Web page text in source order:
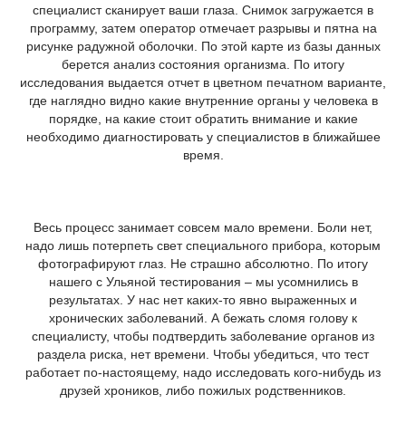
специалист сканирует ваши глаза. Снимок загружается в
программу, затем оператор отмечает разрывы и пятна на
рисунке радужной оболочки. По этой карте из базы данных
берется анализ состояния организма. По итогу
исследования выдается отчет в цветном печатном варианте,
где наглядно видно какие внутренние органы у человека в
порядке, на какие стоит обратить внимание и какие
необходимо диагностировать у специалистов в ближайшее
время.
Весь процесс занимает совсем мало времени. Боли нет,
надо лишь потерпеть свет специального прибора, которым
фотографируют глаз. Не страшно абсолютно. По итогу
нашего с Ульяной тестирования – мы усомнились в
результатах. У нас нет каких-то явно выраженных и
хронических заболеваний. А бежать сломя голову к
специалисту, чтобы подтвердить заболевание органов из
раздела риска, нет времени. Чтобы убедиться, что тест
работает по-настоящему, надо исследовать кого-нибудь из
друзей хроников, либо пожилых родственников.